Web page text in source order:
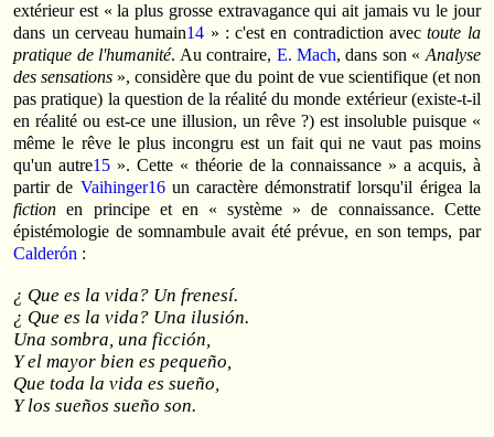
extérieur est « la plus grosse extravagance qui ait jamais vu le jour
dans un cerveau humain14 » : c'est en contradiction avectoute la
pratique de l'humanité. Au contraire, E. Mach, dans son « Analyse
des sensations », considère que du point de vue scientifique (et non
pas pratique) la question de la réalité du monde extérieur (existe-t-il
en réalité ou est-ce une illusion, un rêve ?) est insoluble puisque «
même le rêve le plus incongru est un fait qui ne vaut pas moins
qu'un autre15 ». Cette « théorie de la connaissance » a acquis, à
partir de Vaihinger16un caractère démonstratif lorsqu'il érigea la
fiction en principe et en « système » de connaissance. Cette
épistémologie de somnambule avait été prévue, en son temps, par
Calderón :
¿ Que es la vida? Un frenesí.
¿ Que es la vida? Una ilusión.
Una sombra, una ficción,
Y el mayor bien es pequeño,
Que toda la vida es sueño,
Y los sueños sueño son.